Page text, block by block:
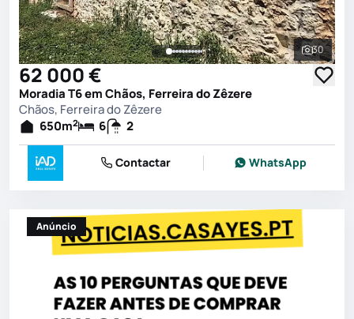
Ver
30
62 000 €
Moradia T6 em Chãos, Ferreira do Zêzere
Chãos, Ferreira do Zêzere
650m2 6 2
Contactar WhatsApp
Anúncio